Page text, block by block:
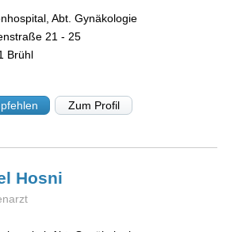
Abt. Gynäkologie
21 - 25
Brühl
Zum Profil
Hosni